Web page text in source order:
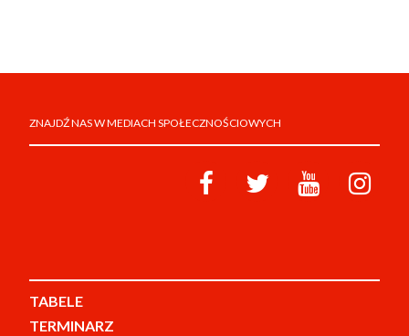
ZNAJDŹ NAS W MEDIACH SPOŁECZNOŚCIOWYCH
TABELE
TERMINARZ